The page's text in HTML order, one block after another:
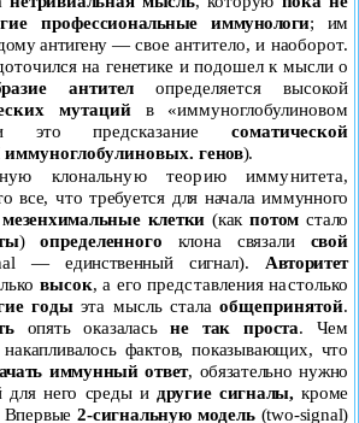
профессиональные иммунологи; им
антигену — свое антитело, и наоборот.
на генетике и подошел к мысли о
антител
определяется высокой
мутацийв «иммуноглобулиновом
это предсказание соматической
генов).
клональную теорию иммунитета,
все, что требуется для начала иммунного
мезенхимальные клетки (как потомстало
)определенного клона связали свой
— единственный сигнал). Авторитет
высок, а его представления настолько
годы эта мысль сталаобщепринятой.
опять оказаласьне так проста. Чем
фактов, показывающих, что
иммунный ответ, обязательно нужно
для него среды и другие сигналы, кроме
Впервые2-сигнальную модель(two-signal)